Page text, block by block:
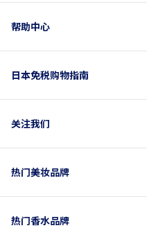
帮助中心
日本免税购物指南
关注我们
热门美妆品牌
热门香水品牌